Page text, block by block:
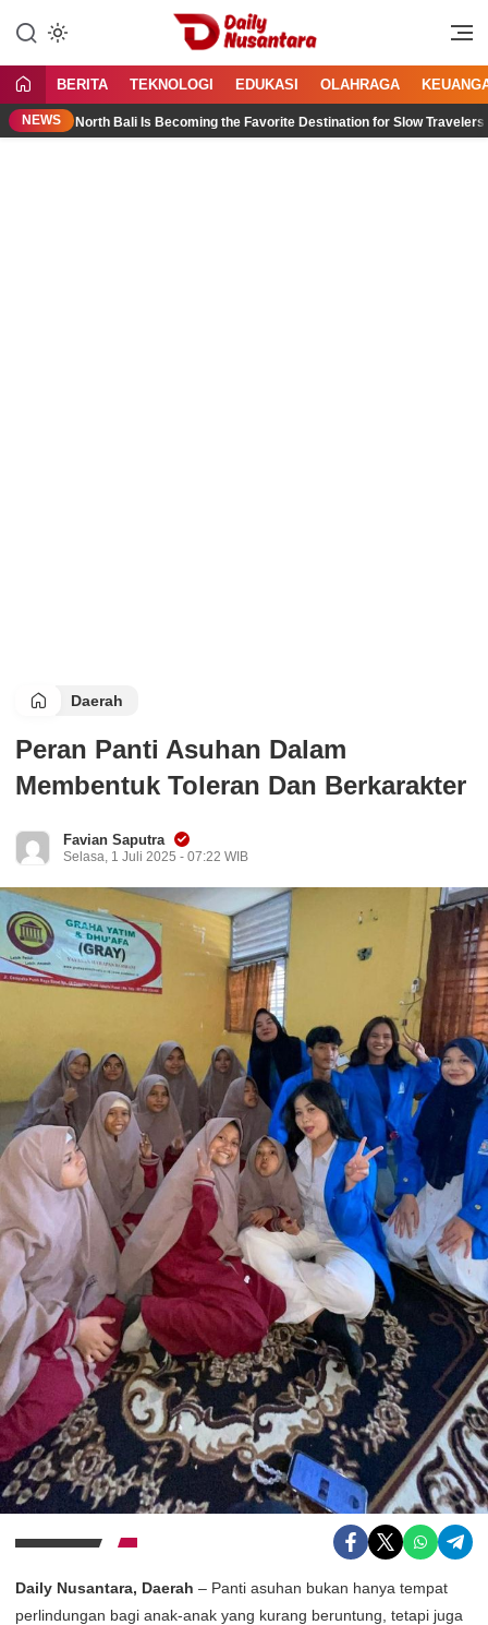
konten
Daily Nusantara
Menyajikan Fakta, Menginspirasi
BERITA TEKNOLOGI EDUKASI OLAHRAGA
NEWS
Why North Bali Is Becoming the Favorite Destination for Slow Travelers
Daerah
Peran Panti Asuhan Dalam
Membentuk Toleran Dan Berkarakter
Favian Saputra
Selasa, 1 Juli 2025 - 07:22 WIB
Daily Nusantara, Daerah – Panti asuhan bukan hanya tempat
perlindungan bagi anak-anak yang kurang beruntung, tetapi juga